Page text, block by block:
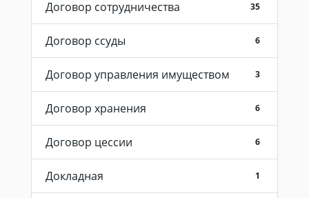
Договор сотрудничества 35
Договор ссуды 6
Договор управления имуществом 3
Договор хранения 6
Договор цессии 6
Докладная 1